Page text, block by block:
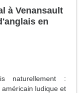
à Venansault
en
naturellement :
ludique et